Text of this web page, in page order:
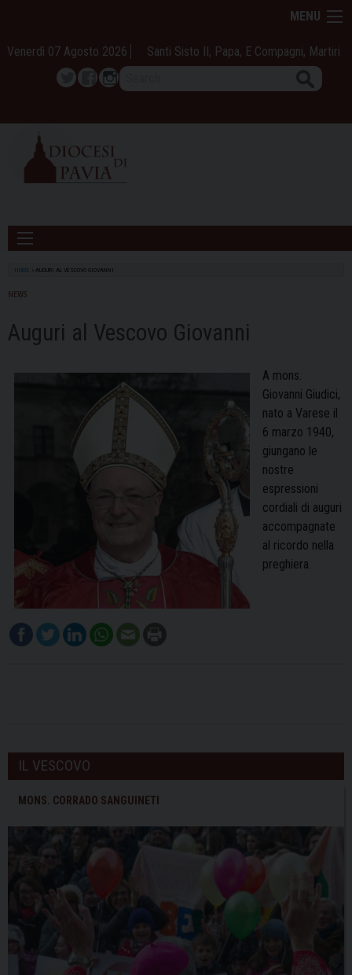
content
MENU
Venerdì 07 Agosto 2026 Santi Sisto II, Papa, E Compagni, Martiri
TwitterFacebook
Instagram
HOME AUGURI AL VESCOVO GIOVANNI
NEWS
Auguri al Vescovo Giovanni
A mons.
Giovanni Giudici,
nato a Varese il
6 marzo 1940,
giungano le
nostre
espressioni
cordiali di auguri
accompagnate
al ricordo nella
preghiera.
IL VESCOVO
MONS. CORRADO SANGUINETI